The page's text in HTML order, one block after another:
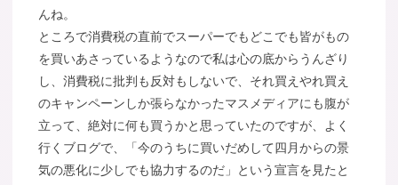
んね。
ところで消費税の直前でスーパーでもどこでも皆がもの
を買いあさっているようなので私は心の底からうんざり
し、消費税に批判も反対もしないで、それ買えやれ買え
のキャンペーンしか張らなかったマスメディアにも腹が
立って、絶対に何も買うかと思っていたのですが、よく
行くブログで、「今のうちに買いだめして四月からの景
気の悪化に少しでも協力するのだ」という宣言を見たと